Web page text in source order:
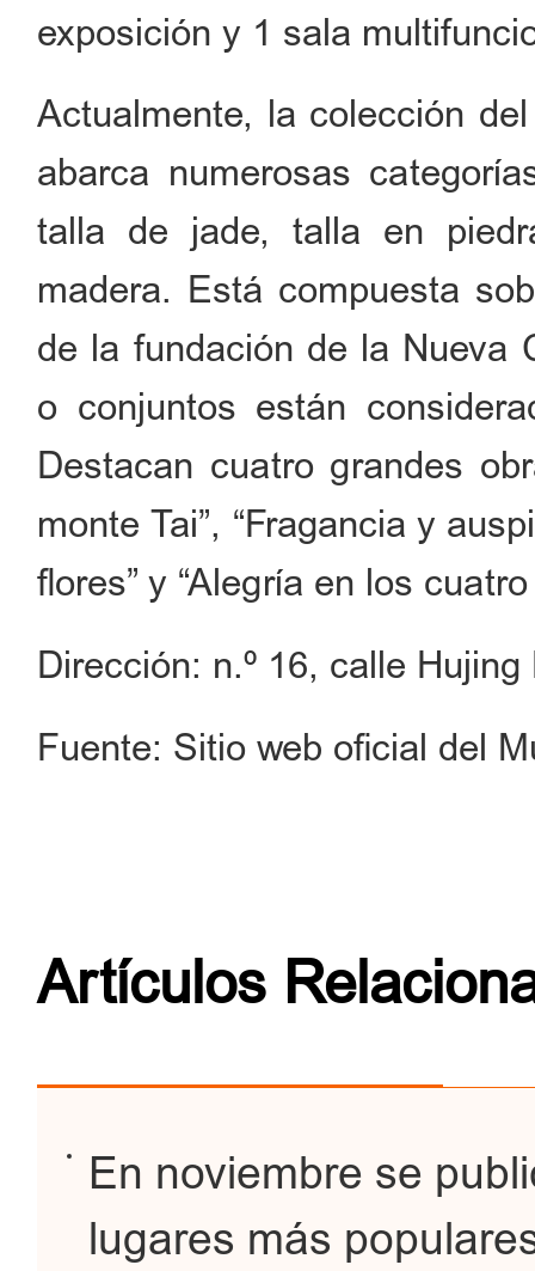
exposición y 1 sala
Actualmente, la colección
abarca numerosas
talla de jade, talla en
madera. Está compuesta
de la fundación de la Nueva
o conjuntos están
Destacan cuatro grandes
monte Tai”, “Fragancia y
flores” y “Alegría en los
Dirección: n.º 16, calle
Fuente: Sitio web oficial del
Artículos
En noviembre se
lugares más